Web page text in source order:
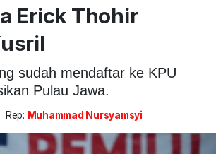
Erick Thohir
sudah mendaftar ke KPU
Pulau Jawa.
Rep: Muhammad Nursyamsyi